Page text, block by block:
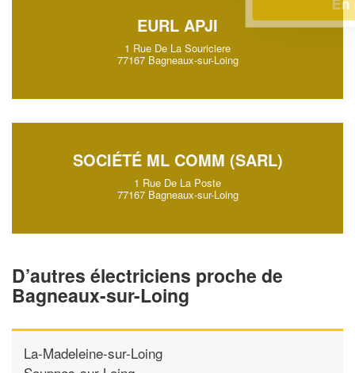
EURL APJI
1 Rue De La Souriciere
77167 Bagneaux-sur-Loing
SOCIÉTÉ ML COMM (SARL)
1 Rue De La Poste
77167 Bagneaux-sur-Loing
D’autres électriciens proche de
Bagneaux-sur-Loing
La-Madeleine-sur-Loing